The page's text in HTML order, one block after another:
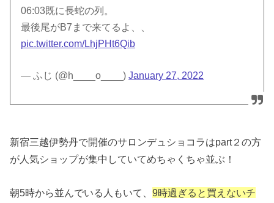
06:03既に長蛇の列。
最後尾がB7まで来てるよ、、
pic.twitter.com/LhjPHt6Qib
— ふじ (@h____o____)January 27, 2022
新宿三越伊勢丹で開催のサロンデュショコラはpart２の方
が人気ショップが集中していてめちゃくちゃ並ぶ！
朝5時から並んでいる人もいて、9時過ぎると買えないチ